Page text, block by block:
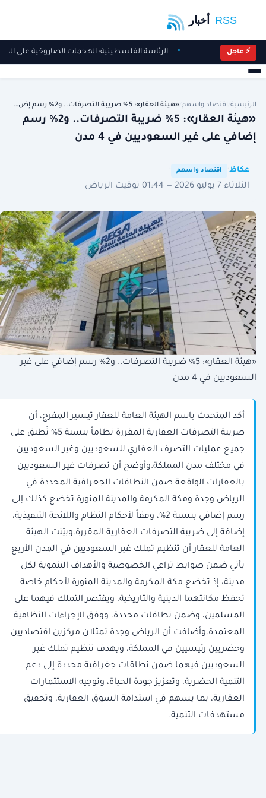
⚡ عاجل الرئاسة الفلسطينية: الهجمات الصاروخية على
الرئيسية اقتصاد واسهم «هيئة العقار»: 5% ضريبة التصرفات.. و2% رسم إض…
«هيئة العقار»: 5% ضريبة التصرفات.. و2% رسم
إضافي على غير السعوديين في 4 مدن
عكاظ اقتصاد واسهم
الثلاثاء 7 يوليو 2026 — 01:44 توقيت الرياض
«هيئة العقار»: 5% ضريبة التصرفات.. و2% رسم إضافي على غير
السعوديين في 4 مدن
أكد المتحدث باسم الهيئة العامة للعقار تيسير المفرج، أن
ضريبة التصرفات العقارية المقررة نظاماً بنسبة 5% تُطبق على
جميع عمليات التصرف العقاري للسعوديين وغير السعوديين
في مختلف مدن المملكة.وأوضح أن تصرفات غير السعوديين
بالعقارات الواقعة ضمن النطاقات الجغرافية المحددة في
الرياض وجدة ومكة المكرمة والمدينة المنورة تخضع كذلك إلى
رسم إضافي بنسبة 2%، وفقاً لأحكام النظام واللائحة التنفيذية،
إضافة إلى ضريبة التصرفات العقارية المقررة.وبيّنت الهيئة
العامة للعقار أن تنظيم تملك غير السعوديين في المدن الأربع
يأتي ضمن ضوابط تراعي الخصوصية والأهداف التنموية لكل
مدينة، إذ تخضع مكة المكرمة والمدينة المنورة لأحكام خاصة
تحفظ مكانتهما الدينية والتاريخية، ويقتصر التملك فيهما على
المسلمين، وضمن نطاقات محددة، ووفق الإجراءات النظامية
المعتمدة.وأضافت أن الرياض وجدة تمثلان مركزين اقتصاديين
وحضريين رئيسيين في المملكة، ويهدف تنظيم تملك غير
السعوديين فيهما ضمن نطاقات جغرافية محددة إلى دعم
التنمية الحضرية، وتعزيز جودة الحياة، وتوجيه الاستثمارات
العقارية، بما يسهم في استدامة السوق العقارية، وتحقيق
مستهدفات التنمية.